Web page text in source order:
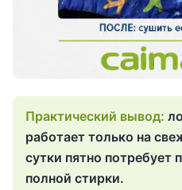
работает только на
сутки пятно потребует
полной стирки.